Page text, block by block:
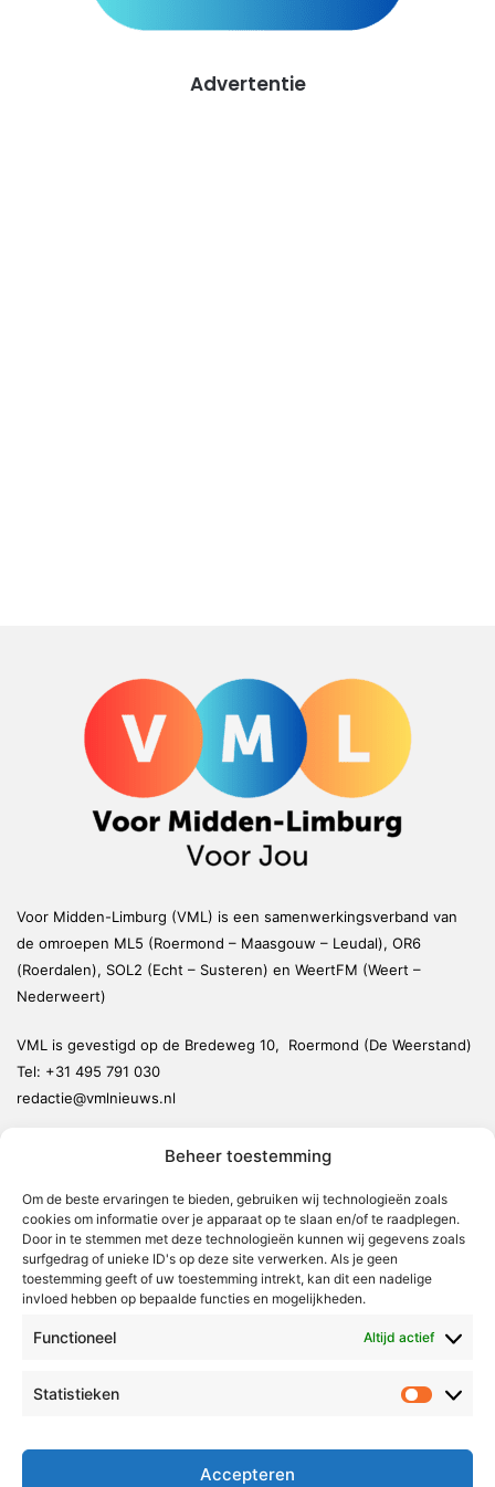
Beheer toestemming
Om de beste ervaringen te bieden, gebruiken wij technologieën zoals
cookies om informatie over je apparaat op te slaan en/of te raadplegen.
Door in te stemmen met deze technologieën kunnen wij gegevens zoals
surfgedrag of unieke ID's op deze site verwerken. Als je geen
toestemming geeft of uw toestemming intrekt, kan dit een nadelige
invloed hebben op bepaalde functies en mogelijkheden.
Functioneel Altijd actief
Statistieken
Accepteren
Advertentie
Voor Midden-Limburg (VML) is een samenwerkingsverband van
de omroepen ML5 (Roermond – Maasgouw – Leudal), OR6
(Roerdalen), SOL2 (Echt – Susteren) en WeertFM (Weert –
Nederweert)
VML is gevestigd op de Bredeweg 10, Roermond (De Weerstand)
Tel: +31 495 791 030
redactie@vmlnieuws.nl
Nederweert
Leudal
Maasgouw
Echt-Susteren
Roerdalen
Radio & TV